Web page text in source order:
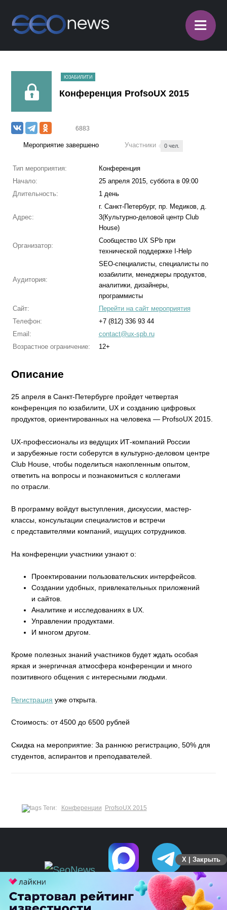
≡
ЮЗАБИЛИТИ
Конференция ProfsoUX 2015
6883
Мероприятие завершено Участники 0 чел.
Тип мероприятия:
Конференция
Начало:
25 апреля 2015, суббота в 09:00
Длительность:
1 день
Адрес:
г. Санкт-Петербург, пр. Медиков, д.
3(Культурно-деловой центр Club
House)
Организатор:
Сообщество UX SPb при
технической поддержке I-Help
Аудитория:
SEO-специалисты, специалисты по
юзабилити, менеджеры продуктов,
аналитики, дизайнеры,
программисты
Сайт:
Перейти на сайт мероприятия
Телефон:
+7 (812) 336 93 44
Email:
contact@ux-spb.ru
Возрастное ограничение:
12+
Описание
25 апреля в Санкт-Петербурге пройдет четвертая
конференция по юзабилити, UX и созданию цифровых
продуктов, ориентированных на человека — ProfsoUX 2015.
UX-профессионалы из ведущих ИТ-компаний России
и зарубежные гости соберутся в культурно-деловом центре
Club House, чтобы поделиться накопленным опытом,
ответить на вопросы и познакомиться с коллегами
по отрасли.
В программу войдут выступления, дискуссии, мастер-
классы, консультации специалистов и встречи
с представителями компаний, ищущих сотрудников.
На конференции участники узнают о:
Проектировании пользовательских интерфейсов.
Создании удобных, привлекательных приложений
и сайтов.
Аналитике и исследованиях в UX.
Управлении продуктами.
И многом другом.
Кроме полезных знаний участников будет ждать особая
яркая и энергичная атмосфера конференции и много
позитивного общения с интересными людьми.
Регистрация уже открыта.
Стоимость: от 4500 до 6500 рублей
Скидка на мероприятие: За раннюю регистрацию, 50% для
студентов, аспирантов и преподавателей.
Теги: Конференции ProfsoUX 2015
X | Закрыть
ПЕРЕЙТИ НА ПОЛНУЮ ВЕРСИЮ
© SEOnews.ru Все права защищены. 2026